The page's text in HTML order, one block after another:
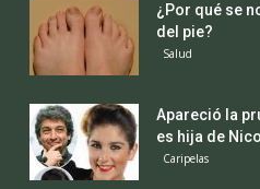
¿Por qué se
del pie?
Salud
Apareció la
es hija de
Caripelas